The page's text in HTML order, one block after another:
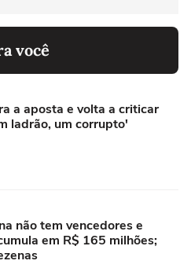
você
a aposta e volta a criticar
ladrão, um corrupto'
não tem vencedores e
em R$ 165 milhões;